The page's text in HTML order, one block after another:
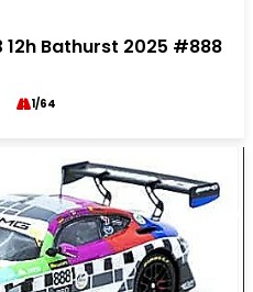
12h Bathurst 2025 #888
1/64